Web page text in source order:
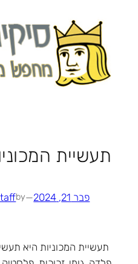
תעשיית
פבר 21, 2024 —
by
תעשיית המכוניות היא